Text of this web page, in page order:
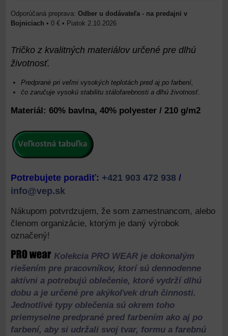
Odber u dodávateľa - na predajni v
Bojniciach • 0 € • Piatok 2.10.2026
Tričko z kvalitných materiálov určené pre dlhú
životnosť.
Predprané pri veľmi vysokých teplotách pred aj po farbení,
čo zaručuje vysokú stabilitu stálofarebnosti a dlhú životnosť.
Materiál: 60% bavlna, 40% polyester / 210 g/m2
Potrebujete poradiť: +421 903 472 938 /
info@vep.sk
Nákupom potvrdzujem, že som zamestnancom, alebo
členom organizácie, ktorým je daný výrobok
označený!
Kolekcia PRO WEAR je dokonalým
riešením pre pracovníkov, ktorí sú dennodenne
aktívni a potrebujú oblečenie, ktoré vydrží dlhú
dobu a je určené pre akýkoľvek druh činnosti.
Jednotlivé typy oblečenia sú okrem toho
priemyselne predprané pred farbením ako aj po
farbení, aby si udržali svoj tvar, formu a farebnú